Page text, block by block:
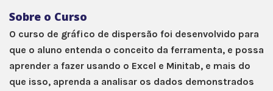
Sobre o Curso
O curso de gráfico de dispersão foi desenvolvido para
que o aluno entenda o conceito da ferramenta, e possa
aprender a fazer usando o Excel e Minitab, e mais do
que isso, aprenda a analisar os dados demonstrados